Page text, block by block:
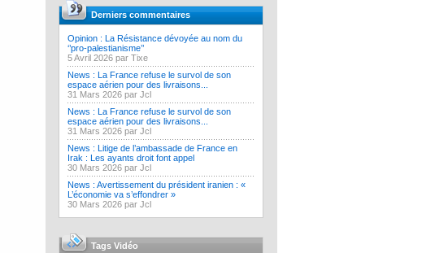
Derniers commentaires
Opinion : La Résistance dévoyée au nom du
‘’pro-palestianisme’’
5 Avril 2026 par Tixe
News : La France refuse le survol de son
espace aérien pour des livraisons...
31 Mars 2026 par Jcl
News : La France refuse le survol de son
espace aérien pour des livraisons...
31 Mars 2026 par Jcl
News : Litige de l’ambassade de France en
Irak : Les ayants droit font appel
30 Mars 2026 par Jcl
News : Avertissement du président iranien : «
L’économie va s’effondrer »
30 Mars 2026 par Jcl
Tags Vidéo